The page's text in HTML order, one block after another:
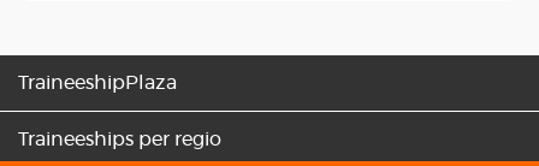
TraineeshipPlaza
Traineeships per regio